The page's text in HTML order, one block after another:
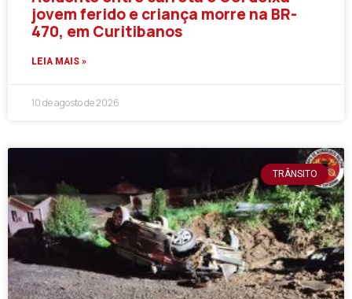
jovem ferido e criança morre na BR-
470, em Curitibanos
LEIA MAIS »
10 de agosto de 2026
TRÂNSITO